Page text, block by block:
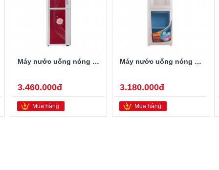
Máy nước uống nóng lạnh Alaska R-7H1
3.460.000đ
Mua hàng
Máy nước uống nóng lạnh Alaska R-28
3.180.000đ
Mua hàng